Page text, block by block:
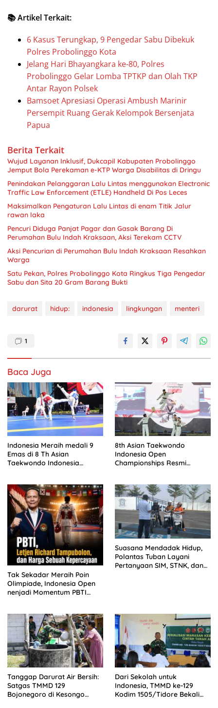
📚 Artikel Terkait:
6 Kasus Terungkap, 9 Pengedar Sabu Dibekuk
Polres Probolinggo Kota
Jelang Hari Bhayangkara ke-80, Polres
Probolinggo Gelar Lomba TPTKP dan Olah TKP
Antar Rayon Polsek
Bamsoet Apresiasi Operasi Ambush Marinir
Persempit Ruang Gerak Kelompok Bersenjata
Papua
Berita Terkait
Wujud Layanan Inklusif, Dukcapil Kabupaten Probolinggo
Jemput Bola Perekaman e-KTP Warga Disabilitas di Dringu
Penindakan Pelanggaran Lalu Lintas menggunakan Electronic
Traffic Law Enforcement (ETLE) Handheld Di Pos Leces
Maksimalkan Pengaturan Lalu Lintas di enam Titik Jalur
rawan laka
Pencuri Diduga Panjat Pagar dan Gasak Barang Di
Perumahan Bulu Indah Kraksaan, Aksi Terekam CCTV
Aksi Pencurian di Perumahan Bulu Indah Kraksaan Resahkan
Warga
Satu Pekan, Polres Probolinggo Kota Ringkus Tiga Pengedar
Sabu dan Sita 20 Gram Barang Bukti
darurat hidup: indonesia lingkungan menteri
1
Baca Juga
Indonesia Meraih medali 9
Emas di 8 Th Asian
Taekwondo Indonesia
8th Asian Taekwondo
Indonesia Open
Championships Resmi
Tak Sekadar Meraih Poin
Olimpiade, Indonesia Open
nenjadi Momentum PBTI
Suasana Mendadak Hidup,
Polantas Tuban Layani
Pertanyaan SIM, STNK, dan
Tanggap Darurat Air Bersih:
Satgas TMMD 129
Bojonegoro di Kesongo
Dari Sekolah untuk
Indonesia, TMMD ke-129
Kodim 1505/Tidore Bekali